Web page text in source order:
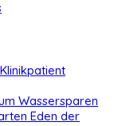
Wassersparen
Eden der